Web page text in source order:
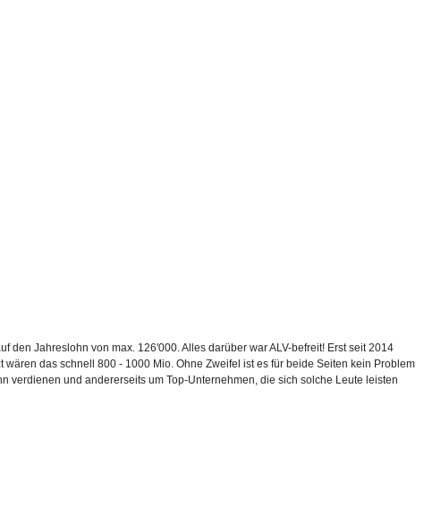
den Jahreslohn von max. 126'000. Alles darüber war ALV-befreit! Erst seit 2014
das schnell 800 - 1000 Mio. Ohne Zweifel ist es für beide Seiten kein Problem
verdienen und andererseits um Top-Unternehmen, die sich solche Leute leisten